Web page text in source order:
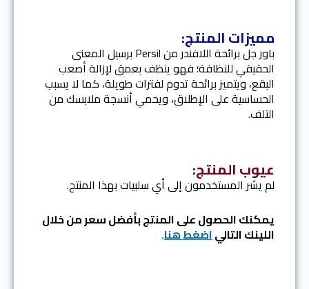
مميزات المنتج:
باور جل برائحة اللافندر من Persil برسيل المعنى
الحقيقي للنظافة؛ فهو ينظف بعمق لإزالة أصعب
البقع، ويتميز برائحة تدوم لفترات طويلة، كما لا يسبب
الحساسية على الإطلاق، ويحمي أنسجة ملابسك من
التلف.
عيوب المنتج:
لم يشر المستخدمون إلى أي سلبيات بهذا المنتج.
يمكنك الحصول على المنتج بأفضل سعر من خلال
اللينك التالياضغط هنا.